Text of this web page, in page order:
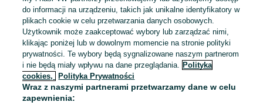
To ogłoszenie nie jest już dostępne
do informacji na urządzeniu, takich jak unikalne identyfikatory w
plikach cookie w celu przetwarzania danych osobowych.
Użytkownik może zaakceptować wybory lub zarządzać nimi,
klikając poniżej lub w dowolnym momencie na stronie polityki
prywatności. Te wybory będą sygnalizowane naszym partnerom
i nie będą miały wpływu na dane przeglądania. Polityka
cookies,
Polityka Prywatności
Wraz z naszymi partnerami przetwarzamy dane w celu
zapewnienia: